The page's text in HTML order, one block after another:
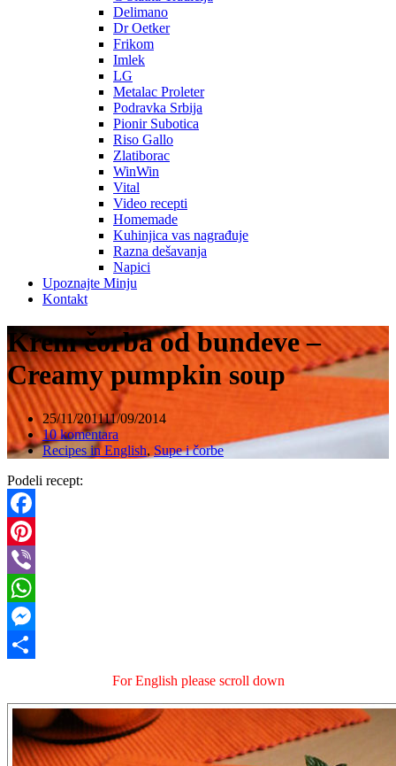
Delimano
Dr Oetker
Frikom
Imlek
LG
Metalac Proleter
Podravka Srbija
Pionir Subotica
Riso Gallo
Zlatiborac
WinWin
Vital
Video recepti
Homemade
Kuhinjica vas nagrađuje
Razna dešavanja
Napici
Upoznajte Minju
Kontakt
Krem čorba od bundeve –
Creamy pumpkin soup
25/11/201111/09/2014
10 komentara
Recipes in English, Supe i čorbe
Podeli recept:
Facebook
Pinterest
Viber
WhatsApp
Messenger
For English please scroll down